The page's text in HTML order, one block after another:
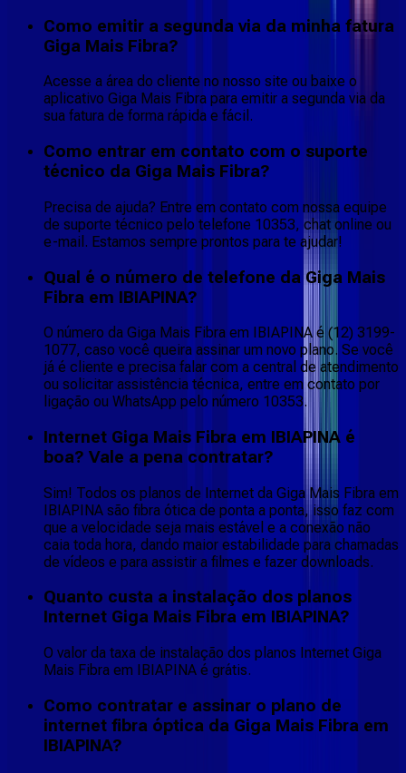
Como emitir a segunda via da minha fatura
Giga Mais Fibra?
Acesse a área do cliente no nosso site ou baixe o
aplicativo Giga Mais Fibra para emitir a segunda via da
sua fatura de forma rápida e fácil.
Como entrar em contato com o suporte
técnico da Giga Mais Fibra?
Precisa de ajuda? Entre em contato com nossa equipe
de suporte técnico pelo telefone 10353, chat online ou
e-mail. Estamos sempre prontos para te ajudar!
Qual é o número de telefone da Giga Mais
Fibra em IBIAPINA?
O número da Giga Mais Fibra em IBIAPINA é (12) 3199-
1077, caso você queira assinar um novo plano. Se você
já é cliente e precisa falar com a central de atendimento
ou solicitar assistência técnica, entre em contato por
ligação ou WhatsApp pelo número 10353.
Internet Giga Mais Fibra em IBIAPINA é
boa? Vale a pena contratar?
Sim! Todos os planos de Internet da Giga Mais Fibra em
IBIAPINA são fibra ótica de ponta a ponta, isso faz com
que a velocidade seja mais estável e a conexão não
caia toda hora, dando maior estabilidade para chamadas
de vídeos e para assistir a filmes e fazer downloads.
Quanto custa a instalação dos planos
Internet Giga Mais Fibra em IBIAPINA?
O valor da taxa de instalação dos planos Internet Giga
Mais Fibra em IBIAPINA é grátis.
Como contratar e assinar o plano de
internet fibra óptica da Giga Mais Fibra em
IBIAPINA?